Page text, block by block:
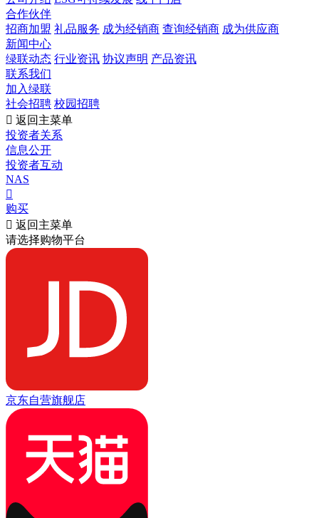
合作伙伴
招商加盟 礼品服务 成为经销商 查询经销商 成为供应商
新闻中心
绿联动态 行业资讯 协议声明 产品资讯
联系我们
加入绿联
社会招聘 校园招聘
 返回主菜单
投资者关系
信息公开
投资者互动
NAS

购买
 返回主菜单
请选择购物平台
京东自营旗舰店